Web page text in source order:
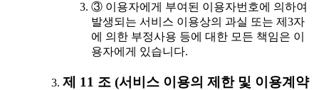
③ 이용자에게 부여된 이용자번호에 의하여
발생되는 서비스 이용상의 과실 또는 제3자
에 의한 부정사용 등에 대한 모든 책임은 이
용자에게 있습니다.
제 11 조 (서비스 이용의 제한 및 이용계약